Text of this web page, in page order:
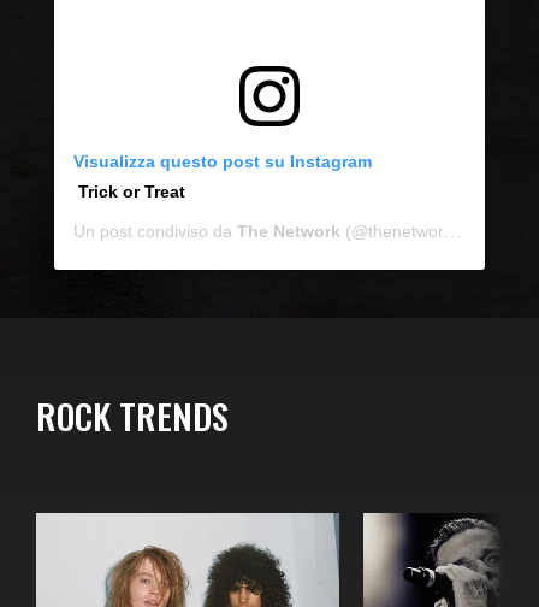
Visualizza questo post su Instagram
Trick or Treat
Un post condiviso da The Network (@thenetwork) in data:
ROCK TRENDS